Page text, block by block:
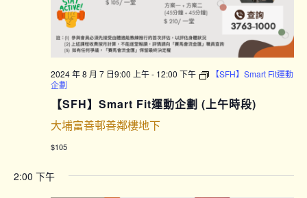
2024 年 8 月 7 日9:00 上午- 12:00 下午
【SFH】Smart Fit運動
企劃
【SFH】Smart Fit運動企劃 (上午時段)
大埔富善邨善鄰樓地下
$105
2:00 下午